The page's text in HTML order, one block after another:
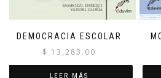
DEMOCRACIA ESCOLAR
$ 13,283.00
LEER MÁS